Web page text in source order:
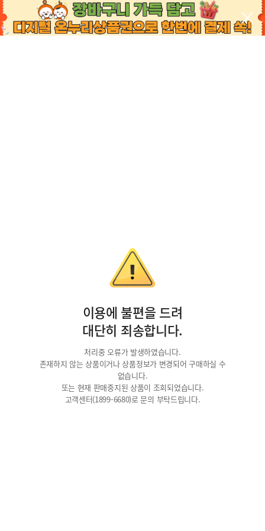
이용에 불편을 드려
대단히 죄송합니다.
처리중 오류가 발생하였습니다.
존재하지 않는 상품이거나 상품정보가 변경되어 구매하실 수
없습니다.
또는 현재 판매중지된 상품이 조회되었습니다.
고객센터(1899-6680)로 문의 부탁드립니다.